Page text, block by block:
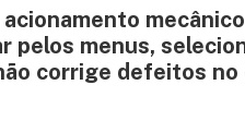
pelos menus,
corrige defeitos